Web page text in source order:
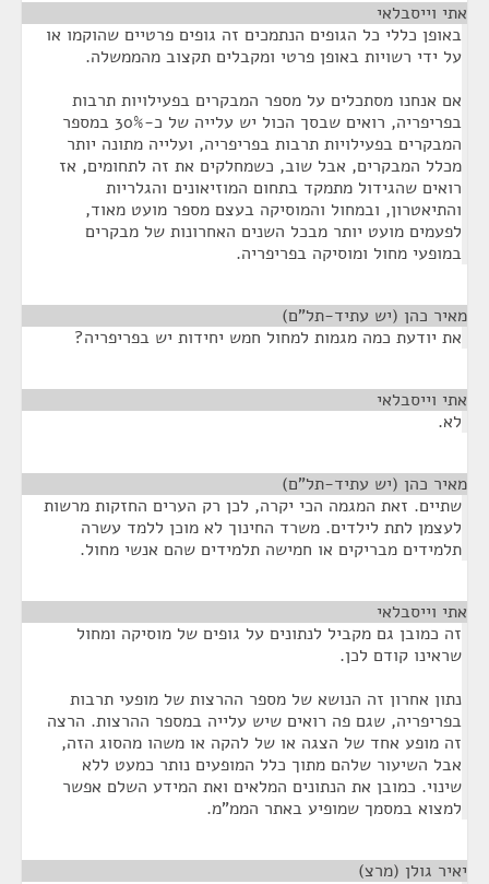
אתי וייסבלאי
באופן כללי כל הגופים הנתמכים זה גופים פרטיים שהוקמו או
על ידי רשויות באופן פרטי ומקבלים תקצוב מהממשלה.
אם אנחנו מסתכלים על מספר המבקרים בפעילויות תרבות
בפריפריה, רואים שבסך הכול יש עלייה של כ-30% במספר
המבקרים בפעילויות תרבות בפריפריה, ועלייה מתונה יותר
מכלל המבקרים, אבל שוב, כשמחלקים את זה לתחומים, אז
רואים שהגידול מתמקד בתחום המוזיאונים והגלריות
והתיאטרון, ובמחול והמוסיקה בעצם מספר מועט מאוד,
לפעמים מועט יותר מבכל השנים האחרונות של מבקרים
במופעי מחול ומוסיקה בפריפריה.
מאיר כהן (יש עתיד-תל"ם)
את יודעת כמה מגמות למחול חמש יחידות יש בפריפריה?
אתי וייסבלאי
לא.
מאיר כהן (יש עתיד-תל"ם)
שתיים. זאת המגמה הכי יקרה, לכן רק הערים החזקות מרשות
לעצמן לתת לילדים. משרד החינוך לא מוכן ללמד עשרה
תלמידים מבריקים או חמישה תלמידים שהם אנשי מחול.
אתי וייסבלאי
זה כמובן גם מקביל לנתונים על גופים של מוסיקה ומחול
שראינו קודם לכן.
נתון אחרון זה הנושא של מספר ההרצות של מופעי תרבות
בפריפריה, שגם פה רואים שיש עלייה במספר ההרצות. הרצה
זה מופע אחד של הצגה או של להקה או משהו מהסוג הזה,
אבל השיעור שלהם מתוך כלל המופעים נותר כמעט ללא
שינוי. כמובן את הנתונים המלאים ואת המידע השלם אפשר
למצוא במסמך שמופיע באתר הממ"מ.
יאיר גולן (מרצ)